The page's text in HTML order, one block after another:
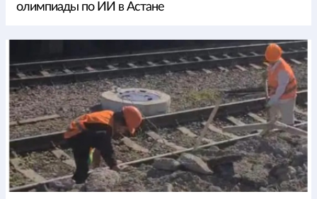
олимпиады по ИИ в Астане